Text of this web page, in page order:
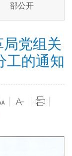
部公开
党组关
工的通知